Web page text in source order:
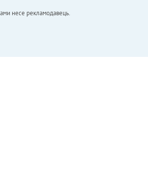
несе рекламодавець.